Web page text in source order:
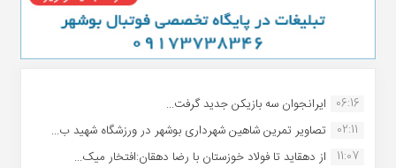
06:16 ایرانجوان سه بازیکن جدید گرفت...
02:11
تصاویر تمرین شاهین شهردارى بوشهر در ورزشگاه شهید ب...
11:07
از دهقاید تا فولاد خوزستان با رضا دهقان:افتخار میک...